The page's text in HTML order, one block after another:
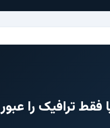
فقط ترافیک را عبور